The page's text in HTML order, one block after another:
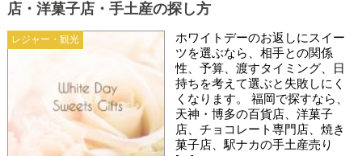
レジャー・観光
店・洋菓子店・手土産の探し方
ホワイトデーのお返しにスイー
ツを選ぶなら、相手との関係
性、予算、渡すタイミング、日
持ちを考えて選ぶと失敗しにく
くなります。 福岡で探すなら、
天神・博多の百貨店、洋菓子
店、チョコレート専門店、焼き
菓子店、駅ナカの手土産売り